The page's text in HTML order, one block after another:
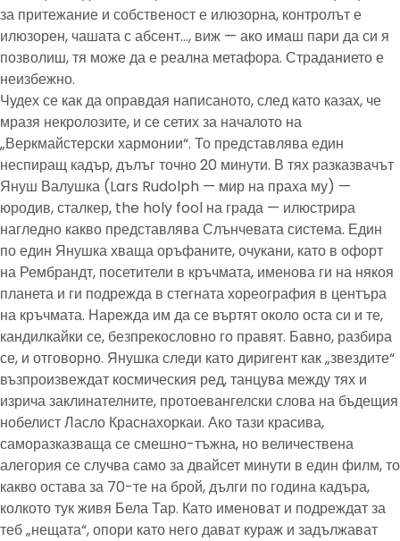
за притежание и собственост е илюзорна, контролът е
илюзорен, чашата с абсент…, виж — ако имаш пари да си я
позволиш, тя може да е реална метафора. Страданието е
неизбежно.
Чудех се как да оправдая написаното, след като казах, че
мразя некролозите, и се сетих за началото на
„Веркмайстерски хармонии“. То представлява един
неспиращ кадър, дълъг точно 20 минути. В тях разказвачът
Януш Валушка (Lars Rudolph — мир на праха му) —
юродив, сталкер, the holy fool на града — илюстрира
нагледно какво представлява Слънчевата система. Един
по един Янушка хваща оръфаните, очукани, като в офорт
на Рембрандт, посетители в кръчмата, именова ги на някоя
планета и ги подрежда в стегната хореография в центъра
на кръчмата. Нарежда им да се въртят около оста си и те,
кандилкайки се, безпрекословно го правят. Бавно, разбира
се, и отговорно. Янушка следи като диригент как „звездите“
възпроизвеждат космическия ред, танцува между тях и
изрича заклинателните, протоевангелски слова на бъдещия
нобелист Ласло Краснахоркаи. Ако тази красива,
саморазказваща се смешно-тъжна, но величествена
алегория се случва само за двайсет минути в един филм, то
какво остава за 70-те на брой, дълги по година кадъра,
колкото тук живя Бела Тар. Като именоват и подреждат за
теб „нещата“, опори като него дават кураж и задължават